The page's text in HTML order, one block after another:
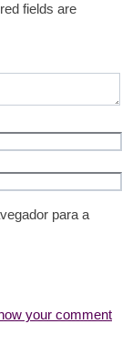
fields are
para a
your comment